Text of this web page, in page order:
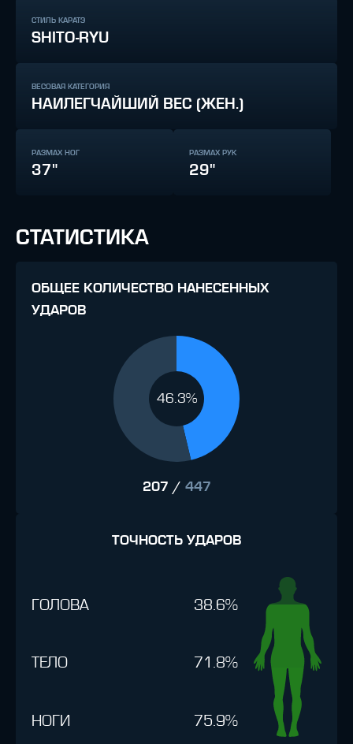
СТИЛЬ КАРАТЭ
SHITO-RYU
ВЕСОВАЯ КАТЕГОРИЯ
НАИЛЕГЧАЙШИЙ ВЕС (ЖЕН.)
РАЗМАХ НОГ
37"
РАЗМАХ РУК
29"
СТАТИСТИКА
ОБЩЕЕ КОЛИЧЕСТВО НАНЕСЕННЫХ
УДАРОВ
46.3%
207 / 447
ТОЧНОСТЬ УДАРОВ
ГОЛОВА 38.6%
ТЕЛО 71.8%
НОГИ 75.9%